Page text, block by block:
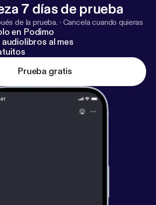
7 días de prueba
de la prueba. · Cancela cuando quieras
en Podimo
al mes
Prueba gratis